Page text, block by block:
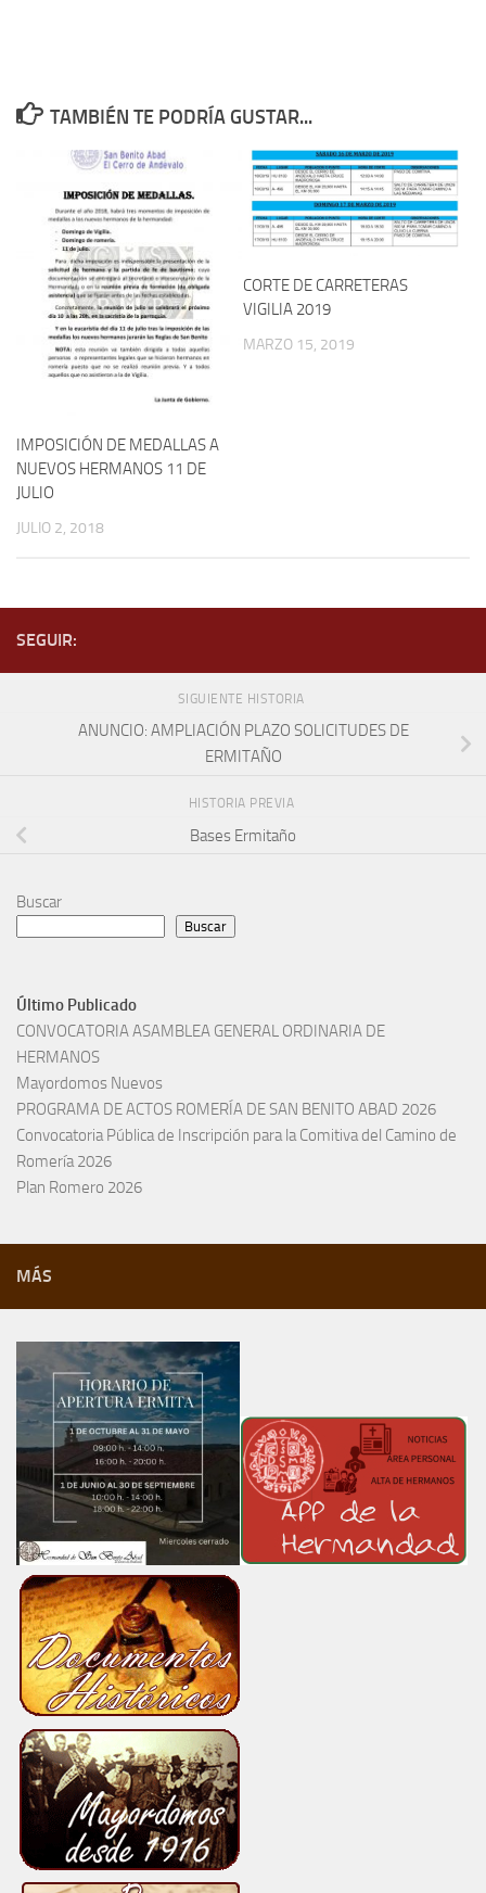
TAMBIÉN TE PODRÍA GUSTAR...
IMPOSICIÓN DE MEDALLAS A
NUEVOS HERMANOS 11 DE
JULIO
JULIO 2, 2018
CORTE DE CARRETERAS
VIGILIA 2019
MARZO 15, 2019
SEGUIR:
SIGUIENTE HISTORIA
ANUNCIO: AMPLIACIÓN PLAZO SOLICITUDES DE
ERMITAÑO
HISTORIA PREVIA
Bases Ermitaño
Buscar
Buscar
Último Publicado
CONVOCATORIA ASAMBLEA GENERAL ORDINARIA DE
HERMANOS
Mayordomos Nuevos
PROGRAMA DE ACTOS ROMERÍA DE SAN BENITO ABAD 2026
Convocatoria Pública de Inscripción para la Comitiva del Camino de
Romería 2026
Plan Romero 2026
MÁS